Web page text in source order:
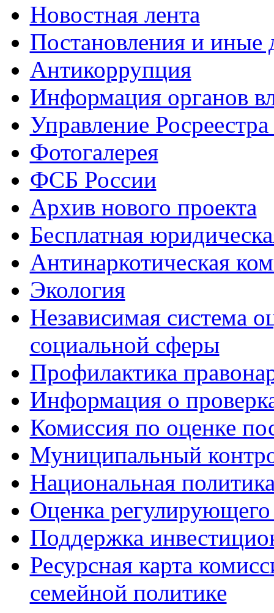
Новостная лента
Постановления и иные
Антикоррупция
Информация органов
Управление
Фотогалерея
ФСБ России
Архив нового проекта
Бесплатная
Антинаркотическая
Экология
Независимая система
социальной сферы
Профилактика
Информация о
Комиссия по оценке
Муниципальный
Национальная
Оценка регулирующего
Поддержка
Ресурсная карта
семейной политике